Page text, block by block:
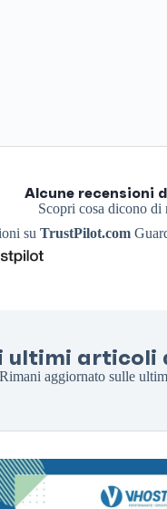
Alcune recensioni
Scopri cosa dicono
suTrustPilot.com
ultimi articoli
Rimani aggiornato sulle